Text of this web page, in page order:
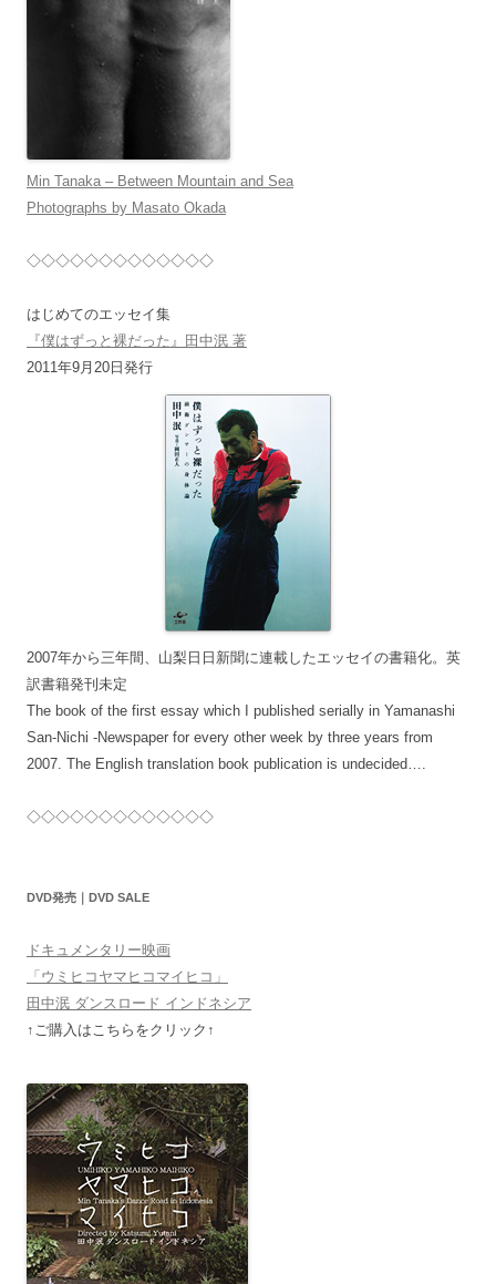
Min Tanaka – Between Mountain and Sea
Photographs by Masato Okada
◇◇◇◇◇◇◇◇◇◇◇◇◇
はじめてのエッセイ集
『僕はずっと裸だった』田中泯 著
2011年9月20日発行
2007年から三年間、山梨日日新聞に連載したエッセイの書籍化。英
訳書籍発刊未定
The book of the first essay which I published serially in Yamanashi
San-Nichi -Newspaper for every other week by three years from
2007. The English translation book publication is undecided….
◇◇◇◇◇◇◇◇◇◇◇◇◇
DVD発売｜DVD SALE
ドキュメンタリー映画
「ウミヒコヤマヒコマイヒコ」
田中泯 ダンスロード インドネシア
↑ご購入はこちらをクリック↑